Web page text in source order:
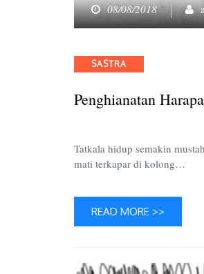
08/08/2018
Categories
SASTRA
Penghianatan
Tatkala hidup semakin
mati terkapar di kolong…
READ MORE >>